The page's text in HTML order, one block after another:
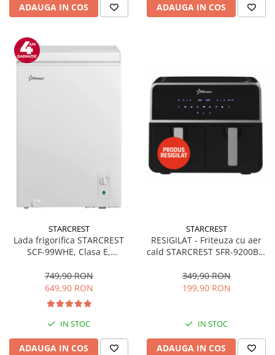
ADAUGA IN COS ADAUGA IN COS
STARCREST
Lada frigorifica STARCREST
SCF-99WHE, Clasa E,
convertibil - functie frigider,
Termostat reglabil, Alb
749,90 RON
649,90 RON
IN STOC
ADAUGA IN COS
STARCREST
RESIGILAT - Friteuza cu aer
cald STARCREST SFR-9200BK,
Termostat 80 - 200 °C, 8
programe predefinite, Negru
349,90 RON
199,90 RON
IN STOC
ADAUGA IN COS